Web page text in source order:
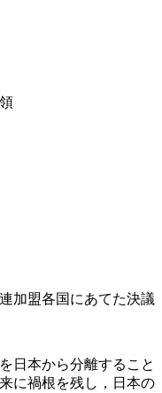
加盟各国にあてた決議
日本から分離すること
に禍根を残し，日本の